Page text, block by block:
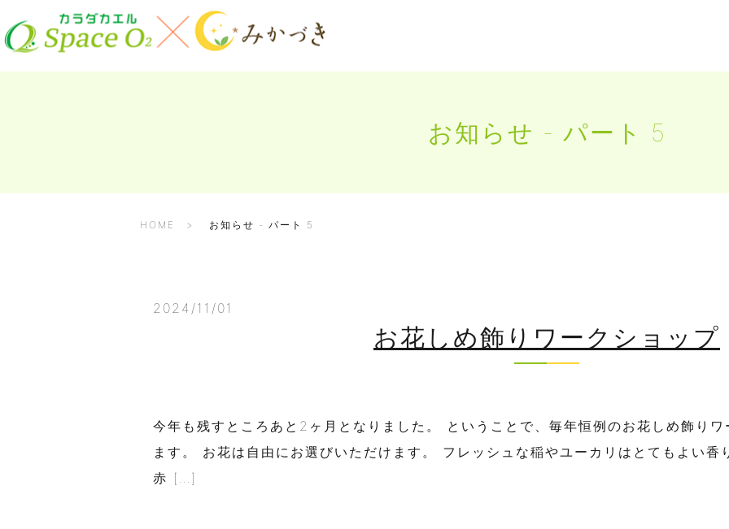
お知らせ - パート 5
HOME お知らせ - パート 5
2024/11/01
お花しめ飾りワークショップ
今年も残すところあと2ヶ月となりました。 ということで、毎年恒例のお花しめ飾り
ます。 お花は自由にお選びいただけます。 フレッシュな稲やユーカリはとてもよい香
赤 […]